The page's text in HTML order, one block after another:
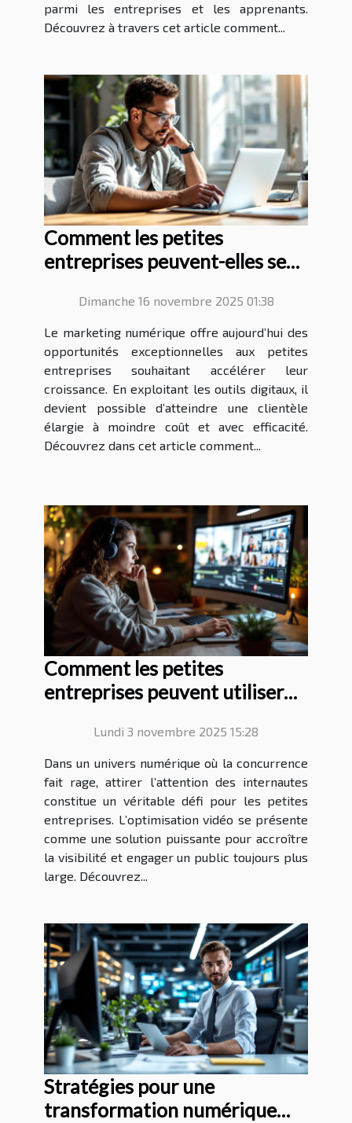
parmi les entreprises et les apprenants.
Découvrez à travers cet article comment...
Comment les petites
entreprises peuvent-elles se
marketing numérique ?
Dimanche 16 novembre 2025 01:38
Le marketing numérique offre aujourd’hui des
opportunités exceptionnelles aux petites
entreprises souhaitant accélérer leur
croissance. En exploitant les outils digitaux, il
devient possible d’atteindre une clientèle
élargie à moindre coût et avec efficacité.
Découvrez dans cet article comment...
Comment les petites
entreprises peuvent utiliser
vidéo pour augmenter leur
visibilité?
Lundi 3 novembre 2025 15:28
Dans un univers numérique où la concurrence
fait rage, attirer l’attention des internautes
constitue un véritable défi pour les petites
entreprises. L’optimisation vidéo se présente
comme une solution puissante pour accroître
la visibilité et engager un public toujours plus
large. Découvrez...
Stratégies pour une
transformation numérique